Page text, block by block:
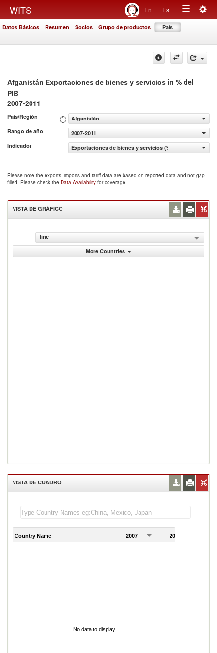
WITS En Es
Toggle
Datos Básicos Resumen Socios Grupo de productos País
Afganistán Exportaciones de bienes y servicios in % del
PIB
2007-2011
País/Región
Afganistán
Rango de año
2007-2011
Indicador
Exportaciones de bienes y servicios (% del PIB)
Please note the exports, imports and tariff data are based on reported data and not gap
filled. Please check the Data Availability for coverage.
VISTA DE GRÁFICO
line
More Countries
VISTA DE CUADRO
Country Name 2007 2008
No data to display